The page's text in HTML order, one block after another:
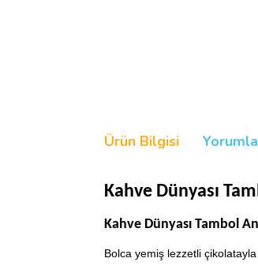
Ürün Bilgisi
Kahve Dünyası
Kahve Dünyası Tambol
Bolca yemiş lezzetli